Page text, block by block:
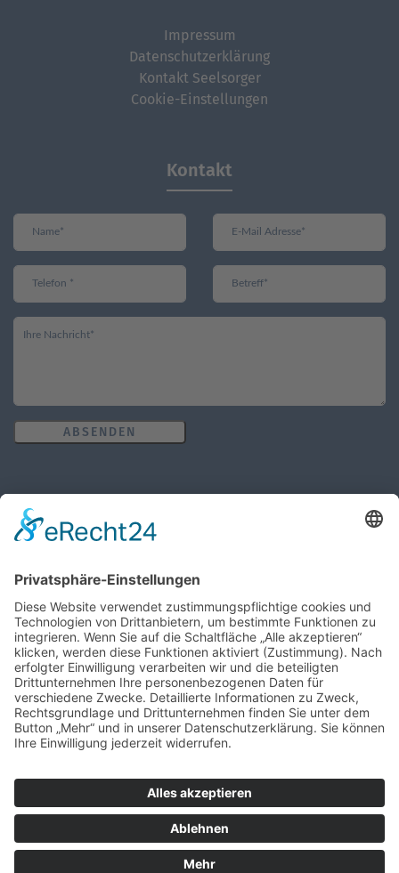
Impressum
Datenschutzerklärung
Kontakt Seelsorger
Cookie-Einstellungen
Kontakt
ABSENDEN
Öffnungszeiten des Pfarrbüros
MO, MI, FR: 8:30 Uhr - 10:30 Uhr
Wir benötigen Ihre Zustimmung, um
den Google Maps-Service zu laden!
Wir verwenden einen Service eines
Drittanbieters, um Karteninhalte einzubetten.
und stimmen Sie der Nutzung des Service zu,
um diese Karte anzuzeigen.
MEHR
INFORMATIONEN